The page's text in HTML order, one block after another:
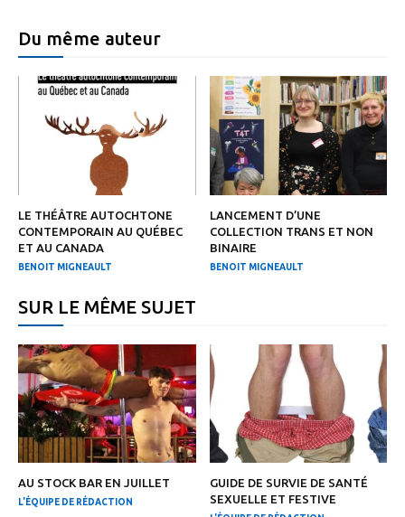
Du même auteur
LE THÉÂTRE AUTOCHTONE
CONTEMPORAIN AU QUÉBEC
ET AU CANADA
BENOIT MIGNEAULT
LANCEMENT D’UNE
COLLECTION TRANS ET NON
BINAIRE
BENOIT MIGNEAULT
SUR LE MÊME SUJET
AU STOCK BAR EN JUILLET
L'ÉQUIPE DE RÉDACTION
GUIDE DE SURVIE DE SANTÉ
SEXUELLE ET FESTIVE